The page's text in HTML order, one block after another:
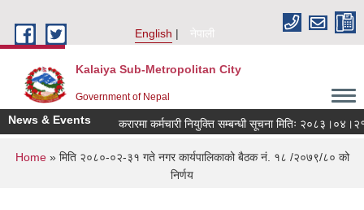
English
नेपाली
Kalaiya Sub-Metropolitan City
Government of Nepal
News & Events करारमा कर्मचारी नियुक्ति सम्बन्धी सूचना मितिः २०८३।०४।२१
You are here
Home» मिति २०८०-०२-३१ गते नगर कार्यपालिकाको बैठक नं. १८ /२०७९/८० को
निर्णय